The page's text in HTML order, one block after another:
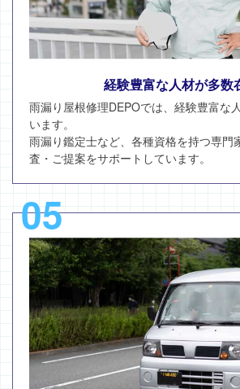
経験豊富な人材が多数
雨漏り屋根修理DEPOでは、経験豊富な
います。
雨漏り鑑定士など、各種資格を持つ専門
査・ご提案をサポートしています。
05